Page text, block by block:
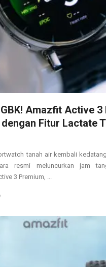
Amazfit Active 3
Fitur Lactate
tanah air kembali
resmi meluncurkan jam
3 Premium, ...